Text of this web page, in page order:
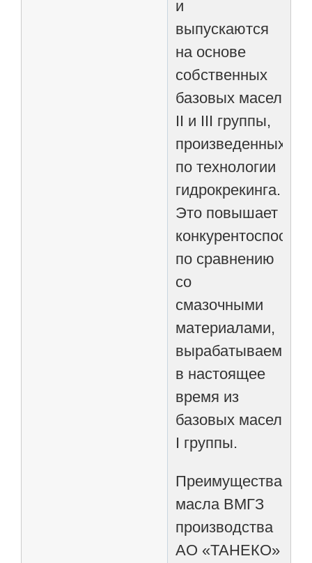
и
выпускаются
на основе
собственных
базовых масел
II и III группы,
произведенных
по технологии
гидрокрекинга.
Это повышает
по сравнению
со
смазочными
материалами,
вырабатываемыми
в настоящее
время из
базовых масел
I группы.
Преимущества
масла ВМГЗ
производства
АО «ТАНЕКО»